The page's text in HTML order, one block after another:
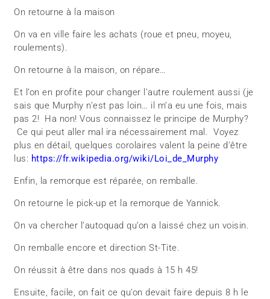
On retourne à la maison
On va en ville faire les achats (roue et pneu, moyeu,
roulements).
On retourne à la maison, on répare…
Et l’on en profite pour changer l’autre roulement aussi (je
sais que Murphy n’est pas loin… il m’a eu une fois, mais
pas 2! Ha non! Vous connaissez le principe de Murphy?
Ce qui peut aller mal ira nécessairement mal. Voyez
plus en détail, quelques corolaires valent la peine d’être
lus: https://fr.wikipedia.org/wiki/Loi_de_Murphy
Enfin, la remorque est réparée, on remballe.
On retourne le pick-up et la remorque de Yannick.
On va chercher l’autoquad qu’on a laissé chez un voisin.
On remballe encore et direction St-Tite.
On réussit à être dans nos quads à 15 h 45!
Ensuite, facile, on fait ce qu’on devait faire depuis 8 h le